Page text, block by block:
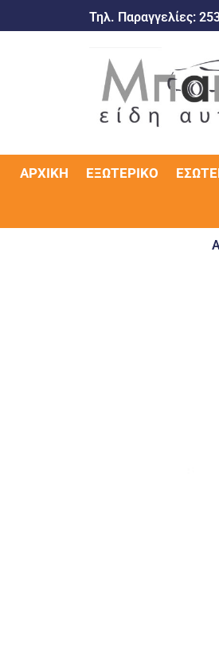
Τηλ. Παραγγελίες:
ΑΡΧΙΚΉ ΕΞΩΤΕΡΙΚΌ